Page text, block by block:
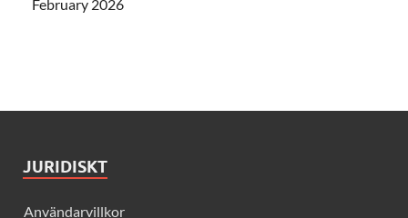
February 2026
JURIDISKT
Användarvillkor